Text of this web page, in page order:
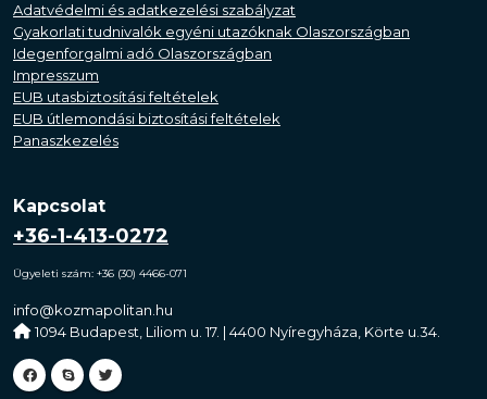
Adatvédelmi és adatkezelési szabályzat
Gyakorlati tudnivalók egyéni utazóknak Olaszországban
Idegenforgalmi adó Olaszországban
Impresszum
EUB utasbiztosítási feltételek
EUB útlemondási biztosítási feltételek
Panaszkezelés
Kapcsolat
+36-1-413-0272
Ügyeleti szám: +36 (30) 4466-071
info@kozmapolitan.hu
1094 Budapest, Liliom u. 17. | 4400 Nyíregyháza, Körte u.34.